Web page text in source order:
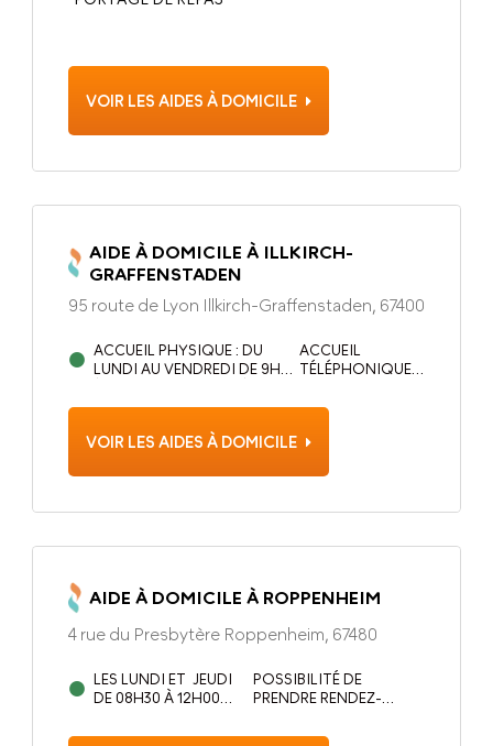
VOIR LES AIDES À DOMICILE
AIDE À DOMICILE À ILLKIRCH-
GRAFFENSTADEN
95 route de Lyon Illkirch-Graffenstaden, 67400
ACCUEIL PHYSIQUE : DU
LUNDI AU VENDREDI DE 9H00
LE JEUDI SUR RENDEZ-VOUS.
ACCUEIL
TÉLÉPHONIQUE :
VENDREDI DE
VOIR LES AIDES À DOMICILE
AIDE À DOMICILE À ROPPENHEIM
4 rue du Presbytère Roppenheim, 67480
LES LUNDI ET JEUDI
DE 08H30 À 12H00
DE 13H30 À 17H.
POSSIBILITÉ DE
PRENDRE RENDEZ-
TRANCHES HORAIRES